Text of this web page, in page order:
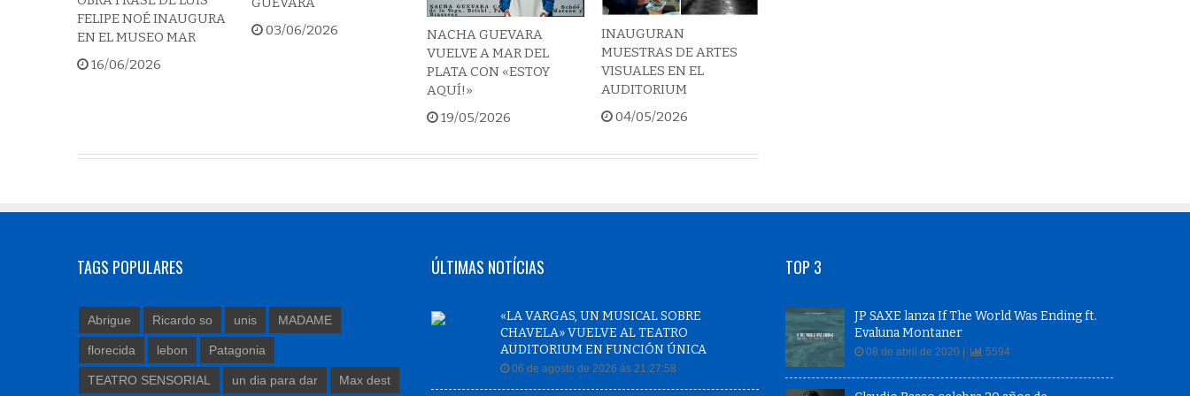
FELIPE NOÉ INAUGURA
EN EL MUSEO MAR
16/06/2026
03/06/2026
NACHA GUEVARA
VUELVE A MAR DEL
PLATA CON «ESTOY
AQUÍ!»
19/05/2026
INAUGURAN
MUESTRAS DE ARTES
VISUALES EN EL
AUDITORIUM
04/05/2026
TAGS POPULARES
Abrigue Ricardo so unis MADAME
florecida lebon Patagonia
TEATRO SENSORIAL un dia para dar Max dest
ÚLTIMAS NOTÍCIAS
«LA VARGAS, UN MUSICAL SOBRE
CHAVELA» VUELVE AL TEATRO
AUDITORIUM EN FUNCIÓN ÚNICA
06 de agosto de 2026 às 21:27:58
TOP 3
JP SAXE lanza If The World Was Ending ft.
Evaluna Montaner
08 de abril de 2020 | 5594